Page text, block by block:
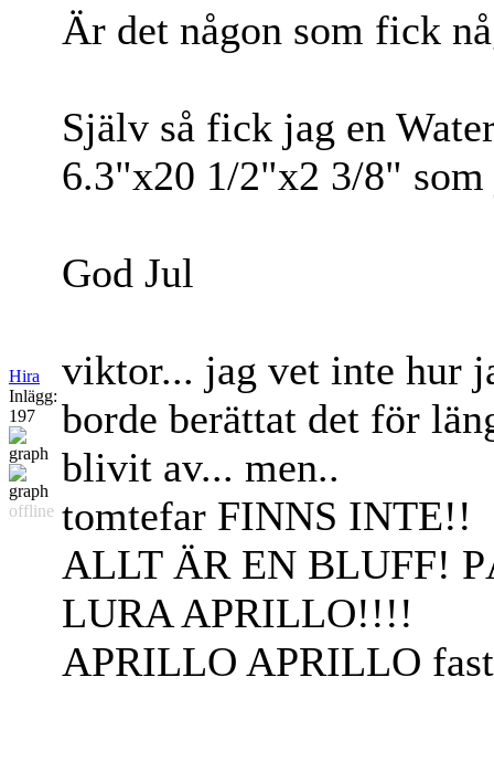
Hira
Inlägg:
197
offline
Är det någon som fick
Själv så fick jag en
6.3"x20 1/2"x2 3/8"
God Jul
viktor... jag vet inte hur
borde berättat det för
blivit av... men..
tomtefar FINNS INTE!!
ALLT ÄR EN BLUFF!
LURA APRILLO!!!!
APRILLO APRILLO